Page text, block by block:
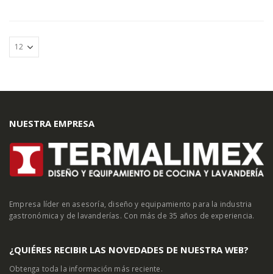
NUESTRA EMPRESA
Empresa líder en asesoría, diseño y equipamiento para la industria
gastronómica y de lavanderías. Con más de 35 años de experiencia.
¿QUIÉRES RECIBIR LAS NOVEDADES DE NUESTRA WEB?
Obtenga toda la información más reciente.